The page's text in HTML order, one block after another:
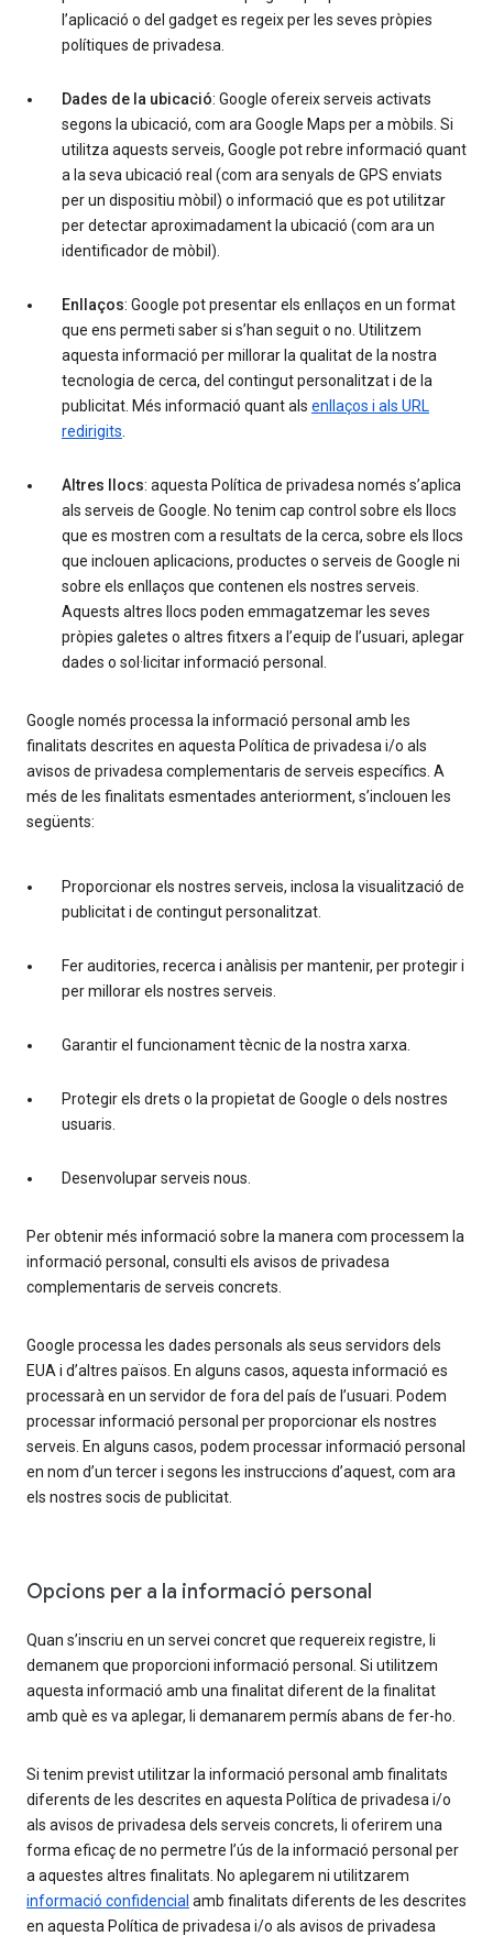
l’aplicació o del gadget es regeix per les seves pròpies
polítiques de privadesa.
Dades de la ubicació: Google ofereix serveis activats
segons la ubicació, com ara Google Maps per a mòbils. Si
utilitza aquests serveis, Google pot rebre informació quant
a la seva ubicació real (com ara senyals de GPS enviats
per un dispositiu mòbil) o informació que es pot utilitzar
per detectar aproximadament la ubicació (com ara un
identificador de mòbil).
Enllaços: Google pot presentar els enllaços en un format
que ens permeti saber si s’han seguit o no. Utilitzem
aquesta informació per millorar la qualitat de la nostra
tecnologia de cerca, del contingut personalitzat i de la
publicitat. Més informació quant als enllaços i als URL
redirigits
Altres llocs: aquesta Política de privadesa només s’aplica
als serveis de Google. No tenim cap control sobre els llocs
que es mostren com a resultats de la cerca, sobre els llocs
que inclouen aplicacions, productes o serveis de Google ni
sobre els enllaços que contenen els nostres serveis.
Aquests altres llocs poden emmagatzemar les seves
pròpies galetes o altres fitxers a l’equip de l’usuari, aplegar
dades o sol·licitar informació personal.
Google només processa la informació personal amb les
finalitats descrites en aquesta Política de privadesa i/o als
avisos de privadesa complementaris de serveis específics. A
més de les finalitats esmentades anteriorment, s’inclouen les
següents:
Proporcionar els nostres serveis, inclosa la visualització de
publicitat i de contingut personalitzat.
Fer auditories, recerca i anàlisis per mantenir, per protegir i
per millorar els nostres serveis.
Garantir el funcionament tècnic de la nostra xarxa.
Protegir els drets o la propietat de Google o dels nostres
usuaris.
Desenvolupar serveis nous.
Per obtenir més informació sobre la manera com processem la
informació personal, consulti els avisos de privadesa
complementaris de serveis concrets.
Google processa les dades personals als seus servidors dels
EUA i d’altres països. En alguns casos, aquesta informació es
processarà en un servidor de fora del país de l’usuari. Podem
processar informació personal per proporcionar els nostres
serveis. En alguns casos, podem processar informació personal
en nom d’un tercer i segons les instruccions d’aquest, com ara
els nostres socis de publicitat.
Opcions per a la informació personal
Quan s’inscriu en un servei concret que requereix registre, li
demanem que proporcioni informació personal. Si utilitzem
aquesta informació amb una finalitat diferent de la finalitat
amb què es va aplegar, li demanarem permís abans de fer-ho.
Si tenim previst utilitzar la informació personal amb finalitats
diferents de les descrites en aquesta Política de privadesa i/o
als avisos de privadesa dels serveis concrets, li oferirem una
forma eficaç de no permetre l’ús de la informació personal per
a aquestes altres finalitats. No aplegarem ni utilitzarem
informació confidencial amb finalitats diferents de les descrites
en aquesta Política de privadesa i/o als avisos de privadesa